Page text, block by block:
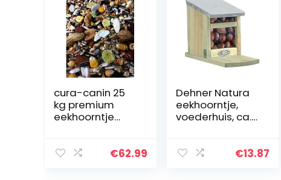
cura-canin 25
kg premium
eekhoorntje
van topklasse
€62.99
Dehner Natura
eekhoorntje,
voederhuis, ca.
€13.87